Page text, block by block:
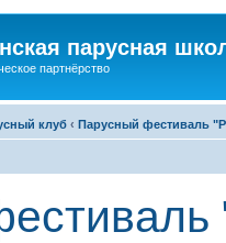
парусная
партнёрство
клуб ‹ Парусный фестиваль